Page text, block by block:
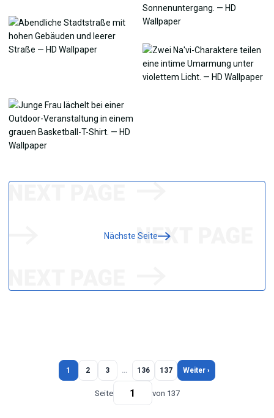
Nächste Seite
1 2 3 … 136 137 Weiter ›
Seite von 137